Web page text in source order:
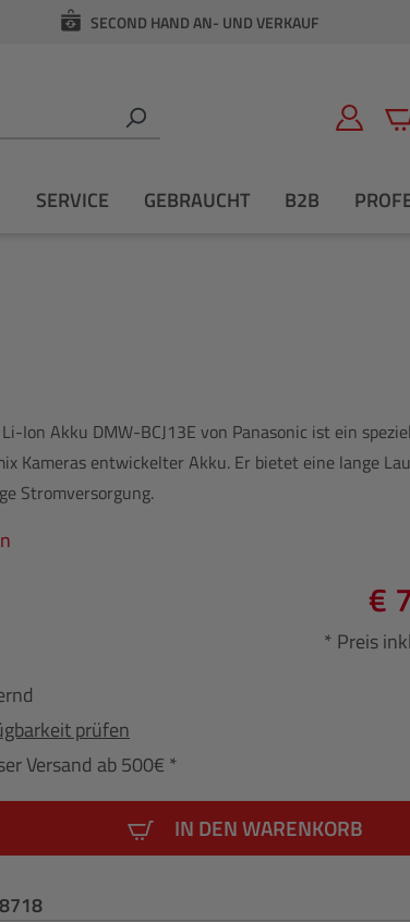
SECOND HAND AN- UND VERKAUF
SERVICE GEBRAUCHT B2B
Ion Akku DMW-BCJ13E von Panasonic ist ein
Kameras entwickelter Akku. Er bietet eine lange
Stromversorgung.
€
* Preis
prüfen
Versand ab 500€ *
IN DEN WARENKORB